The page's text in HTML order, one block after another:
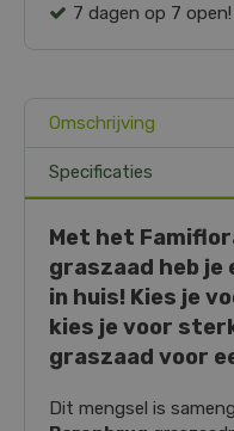
7 dagen op 7 open!
Omschrijving
Specificaties
Met het
graszaad heb je
in huis! Kies je
kies je voor
graszaad voor
Dit mengsel is